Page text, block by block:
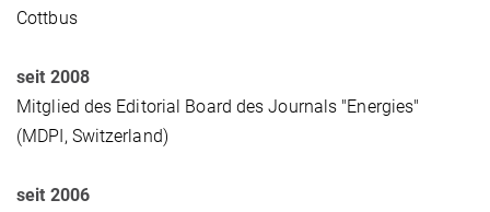
Cottbus
seit 2008
Mitglied des Editorial Board des Journals "Energies"
(MDPI, Switzerland)
seit 2006